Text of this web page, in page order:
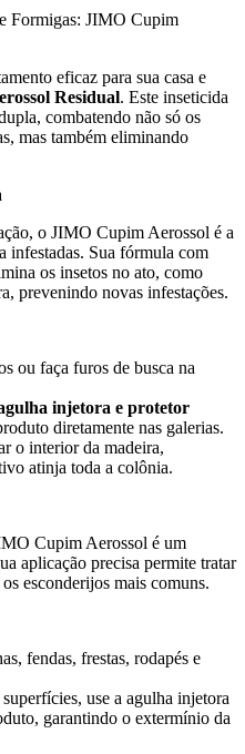
Formigas: JIMO Cupim
eficaz para sua casa e
Residual. Este inseticida
combatendo não só os
mas também eliminando
o JIMO Cupim Aerossol é a
infestadas. Sua fórmula com
os insetos no ato, como
prevenindo novas infestações.
ou faça furos de busca na
injetora e protetor
diretamente nas galerias.
o interior da madeira,
atinja toda a colônia.
Cupim Aerossol é um
aplicação precisa permite tratar
esconderijos mais comuns.
fendas, frestas, rodapés e
use a agulha injetora
garantindo o extermínio da